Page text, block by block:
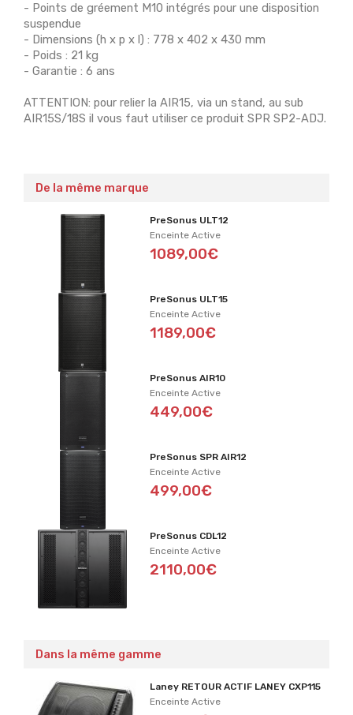
- Points de gréement M10 intégrés pour une disposition
suspendue
- Dimensions (h x p x l) : 778 x 402 x 430 mm
- Poids : 21 kg
- Garantie : 6 ans
ATTENTION: pour relier la AIR15, via un stand, au sub
AIR15S/18S il vous faut utiliser ce produit SPR SP2-ADJ.
De la même marque
PreSonus ULT12
Enceinte Active
1089,00€
PreSonus ULT15
Enceinte Active
1189,00€
PreSonus AIR10
Enceinte Active
449,00€
PreSonus SPR AIR12
Enceinte Active
499,00€
PreSonus CDL12
Enceinte Active
2110,00€
Dans la même gamme
Laney RETOUR ACTIF LANEY CXP115
Enceinte Active